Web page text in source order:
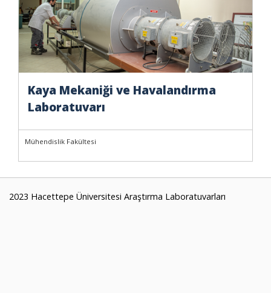
Kaya Mekaniği ve Havalandırma
Laboratuvarı
Mühendislik Fakültesi
2023 Hacettepe Üniversitesi Araştırma Laboratuvarları